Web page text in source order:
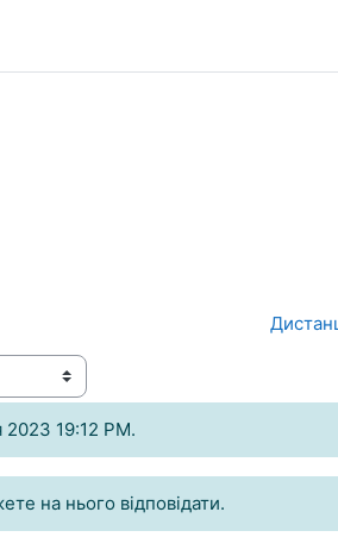
2023 19:12 PM.
на нього відповідати.